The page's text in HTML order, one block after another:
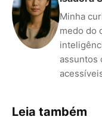
Minha
medo do
assuntos
Leia também